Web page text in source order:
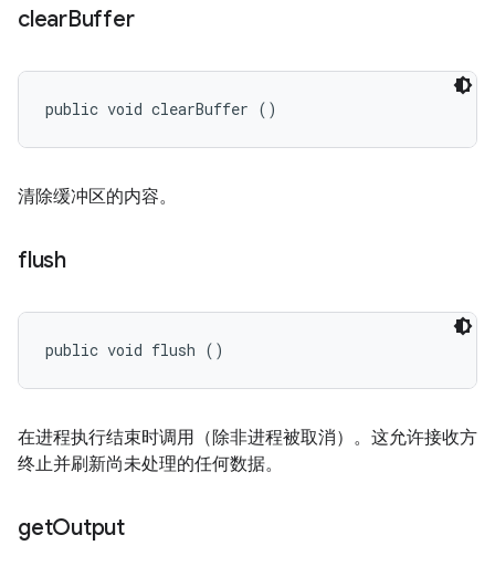
clearBuffer
public void clearBuffer ()
清除缓冲区的内容。
flush
public void flush ()
在进程执行结束时调用（除非进程被取消）。这允许接收方
终止并刷新尚未处理的任何数据。
getOutput